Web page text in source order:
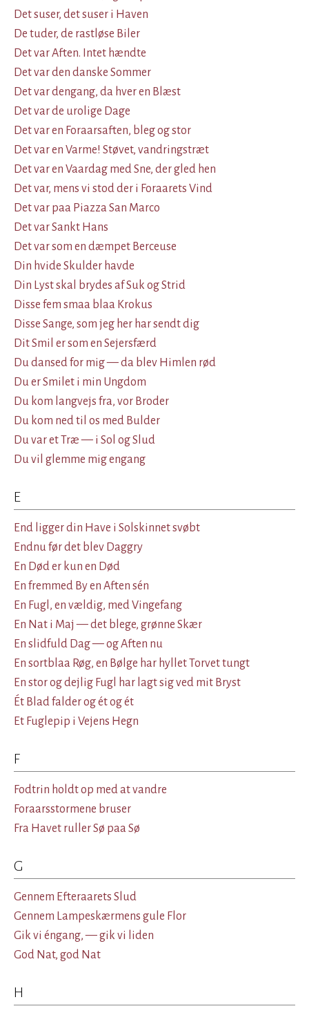
Det suser, det suser i Haven
De tuder, de rastløse Biler
Det var Aften. Intet hændte
Det var den danske Sommer
Det var dengang, da hver en Blæst
Det var de urolige Dage
Det var en Foraarsaften, bleg og stor
Det var en Varme! Støvet, vandringstræt
Det var en Vaardag med Sne, der gled hen
Det var, mens vi stod der i Foraarets Vind
Det var paa Piazza San Marco
Det var Sankt Hans
Det var som en dæmpet Berceuse
Din hvide Skulder havde
Din Lyst skal brydes af Suk og Strid
Disse fem smaa blaa Krokus
Disse Sange, som jeg her har sendt dig
Dit Smil er som en Sejersfærd
Du dansed for mig — da blev Himlen rød
Du er Smilet i min Ungdom
Du kom langvejs fra, vor Broder
Du kom ned til os med Bulder
Du var et Træ — i Sol og Slud
Du vil glemme mig engang
E
End ligger din Have i Solskinnet svøbt
Endnu før det blev Daggry
En Død er kun en Død
En fremmed By en Aften sén
En Fugl, en vældig, med Vingefang
En Nat i Maj — det blege, grønne Skær
En slidfuld Dag — og Aften nu
En sortblaa Røg, en Bølge har hyllet Torvet tungt
En stor og dejlig Fugl har lagt sig ved mit Bryst
Ét Blad falder og ét og ét
Et Fuglepip i Vejens Hegn
F
Fodtrin holdt op med at vandre
Foraarsstormene bruser
Fra Havet ruller Sø paa Sø
G
Gennem Efteraarets Slud
Gennem Lampeskærmens gule Flor
Gik vi éngang, — gik vi liden
God Nat, god Nat
H